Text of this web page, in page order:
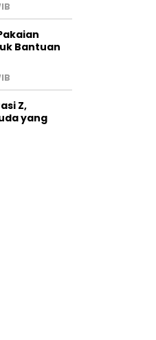
Bantuan
Z,
yang